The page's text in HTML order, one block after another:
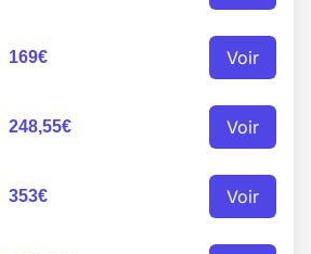
169€ Voir
248,55€ Voir
353€ Voir